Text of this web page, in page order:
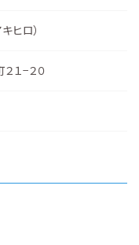
ヒロ）
１−２０